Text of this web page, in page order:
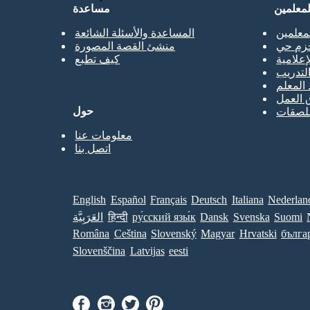
مساعدة
المساعدة والأسئلة الشائعة
منشئ القصة المصورة
كيف تطبع
حي
المعلم
العمل
حول
معلومات عنا
اتصل بنا
English Español Français Deutsch Italiana
العَرَبِيَّة
हिन्दी ру́сский язы́к Dansk Svenska Suomi
Româna Ceština Slovenský Magyar Hrvatski
Slovenščina Latvijas eesti